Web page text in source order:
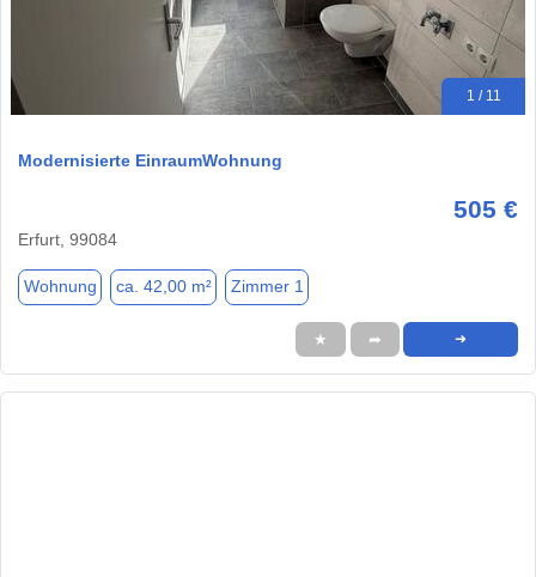
1 / 11
Modernisierte EinraumWohnung
505 €
Erfurt, 99084
Wohnung ca. 42,00 m² Zimmer 1
★ ➦ ➜